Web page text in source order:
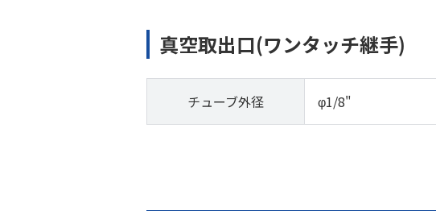
真空取出口(ワンタッチ継手)
チューブ外径 φ1/8"